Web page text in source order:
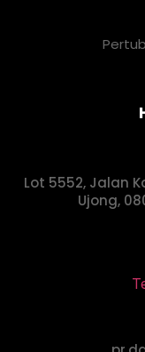
Lot 5552, Jalan
Ujong,